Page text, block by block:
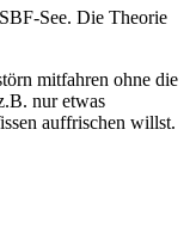
See. Die Theorie
mitfahren ohne die
nur etwas
auffrischen willst.